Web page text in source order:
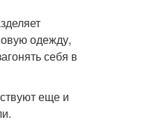
одежду,
себя в
еще и